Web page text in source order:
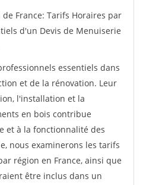
France: Tarifs Horaires par
d'un Devis de Menuiserie
essentiels dans
et de la rénovation. Leur
l'installation et la
en bois contribue
et à la fonctionnalité des
nous examinerons les tarifs
région en France, ainsi que
être inclus dans un